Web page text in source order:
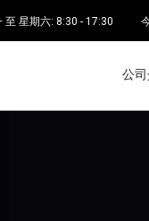
至 星期六: 8:30 - 17:30
公